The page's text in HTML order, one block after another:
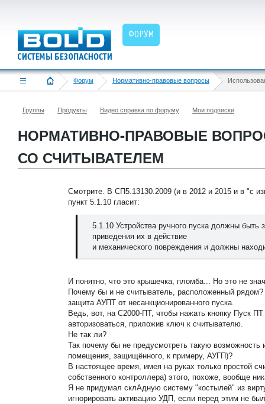
ФОРУМ
Форум Нормативно-правовые вопросы
Группы Продукты Видео справка по форуму Мои подписки
НОРМАТИВНО-ПРАВОВЫЕ
СО СЧИТЫВАТЕЛЕМ
Смотрите. В СП5.13130.2009 (и в 2012 и 2015 и в "с
пункт 5.1.10 гласит:
5.1.10 Устройства ручного пуска должны быть
приведения их в действие
и механического повреждения и должны
И понятно, что это крышечка, пломба... Но это не
Почему бы и не считыватель, расположенный
защита АУПТ от несанкционированного пуска.
Ведь, вот, на С2000-ПТ, чтобы нажать кнопку Пуск
авторизоваться, приложив ключ к считывателю.
Не так ли?
Так почему бы не предусмотреть такую
помещения, защищённого, к примеру, АУГП)?
В настоящее время, имея на руках только простой
собственного контроллера) этого, похоже, вообще
Я не придумал склАдную систему "костылей" из
игнорировать активацию УДП, если перед этим не